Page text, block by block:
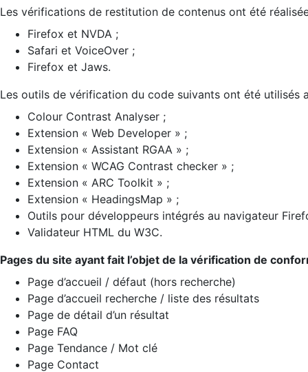
Les vérifications de restitution de contenus ont été
Firefox et NVDA ;
Safari et VoiceOver ;
Firefox et Jaws.
Les outils de vérification du code suivants ont été utilisés
Colour Contrast Analyser ;
Extension « Web Developer » ;
Extension « Assistant RGAA » ;
Extension « WCAG Contrast checker » ;
Extension « ARC Toolkit » ;
Extension « HeadingsMap » ;
Outils pour développeurs intégrés au navigateur
Validateur HTML du W3C.
Pages du site ayant fait l’objet de la vérification de
Page d’accueil / défaut (hors recherche)
Page d’accueil recherche / liste des résultats
Page de détail d’un résultat
Page FAQ
Page Tendance / Mot clé
Page Contact